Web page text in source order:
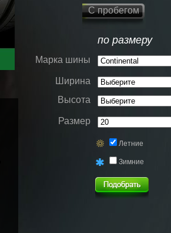
С пробегом
по размеру
Марка шины
Ширина
Высота
Размер
Летние
Зимние